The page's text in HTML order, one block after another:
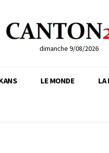
dimanche 9/08/2026
LE MONDE LA